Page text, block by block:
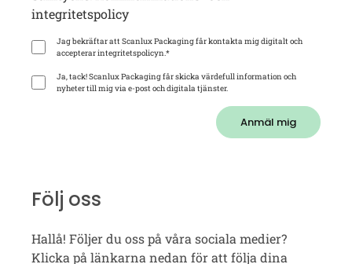
integritetspolicy
Jag bekräftar att Scanlux Packaging får kontakta mig digitalt och
accepterar integritetspolicyn.*
Ja, tack! Scanlux Packaging får skicka värdefull information och
nyheter till mig via e-post och digitala tjänster.
Anmäl mig
Följ oss
Hallå! Följer du oss på våra sociala medier?
Klicka på länkarna nedan för att följa dina